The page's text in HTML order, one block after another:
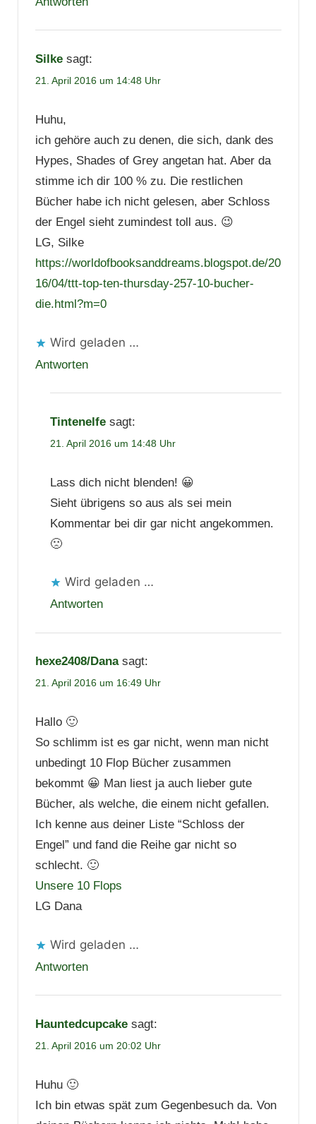
Silke sagt:
21. April 2016 um 14:48 Uhr
Huhu,
ich gehöre auch zu denen, die sich, dank des
Hypes, Shades of Grey angetan hat. Aber da
stimme ich dir 100 % zu. Die restlichen
Bücher habe ich nicht gelesen, aber Schloss
der Engel sieht zumindest toll aus. 😉
LG, Silke
https://worldofbooksanddreams.blogspot.de/20
16/04/ttt-top-ten-thursday-257-10-bucher-
die.html?m=0
Wird geladen …
Antworten
Tintenelfe sagt:
21. April 2016 um 14:48 Uhr
Lass dich nicht blenden! 😀
Sieht übrigens so aus als sei mein
Kommentar bei dir gar nicht angekommen.
🙁
Wird geladen …
Antworten
hexe2408/Dana sagt:
21. April 2016 um 16:49 Uhr
Hallo 🙂
So schlimm ist es gar nicht, wenn man nicht
unbedingt 10 Flop Bücher zusammen
bekommt 😀 Man liest ja auch lieber gute
Bücher, als welche, die einem nicht gefallen.
Ich kenne aus deiner Liste “Schloss der
Engel” und fand die Reihe gar nicht so
schlecht. 🙂
Unsere 10 Flops
LG Dana
Wird geladen …
Antworten
Hauntedcupcake sagt:
21. April 2016 um 20:02 Uhr
Huhu 🙂
Ich bin etwas spät zum Gegenbesuch da. Von